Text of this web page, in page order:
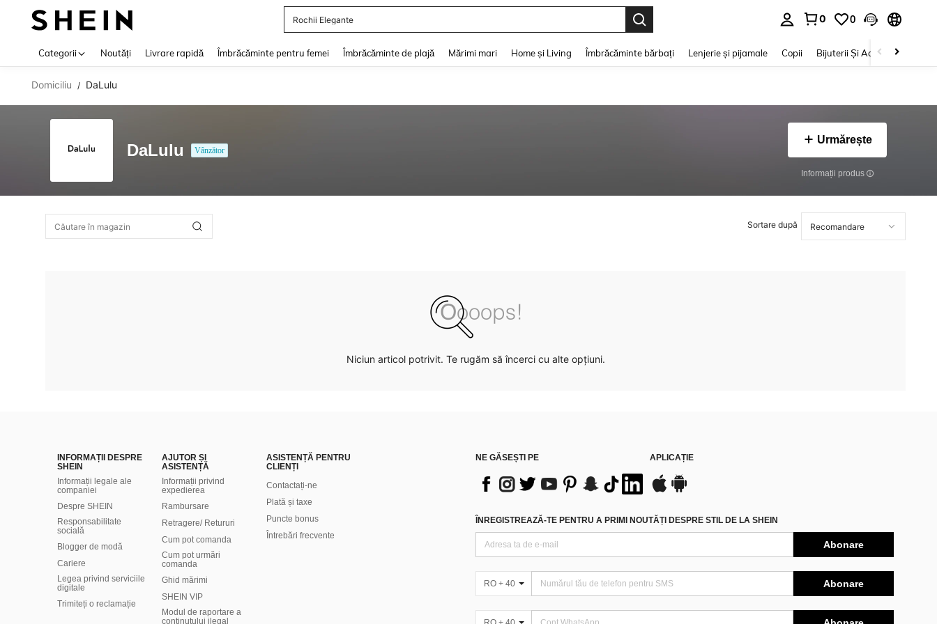
Rochii Elegante
0 0
Categorii Noutăți Livrare rapidă Îmbrăcăminte pentru femei Îmbrăcăminte de plajă Mărimi mari Home și Living Îmbrăcăminte bărbați Lenjerie și pijamale Copii Bijuterii Și Accesorii
Domiciliu / DaLulu
DaLulu Vânzător
Urmărește
Informații produs
Sortare după
Niciun articol potrivit. Te rugăm să încerci cu alte opțiuni.
INFORMAȚII DESPRE
SHEIN
Informații legale ale
companiei
Despre SHEIN
Responsabilitate
socială
Blogger de modă
Cariere
Legea privind serviciile
digitale
Trimiteți o reclamație
AJUTOR ȘI
ASISTENȚĂ
Informații privind
expedierea
Rambursare
Retragere/ Retururi
Cum pot comanda
Cum pot urmări
comanda
Ghid mărimi
SHEIN VIP
Modul de raportare a
conținutului ilegal
ASISTENȚĂ PENTRU
CLIENȚI
Contactați-ne
Plată și taxe
Puncte bonus
Întrebări frecvente
NE GĂSEȘTI PE APLICAȚIE
ÎNREGISTREAZĂ-TE PENTRU A PRIMI NOUTĂȚI DESPRE STIL DE LA SHEIN
Abonare
RO + 40 Abonare